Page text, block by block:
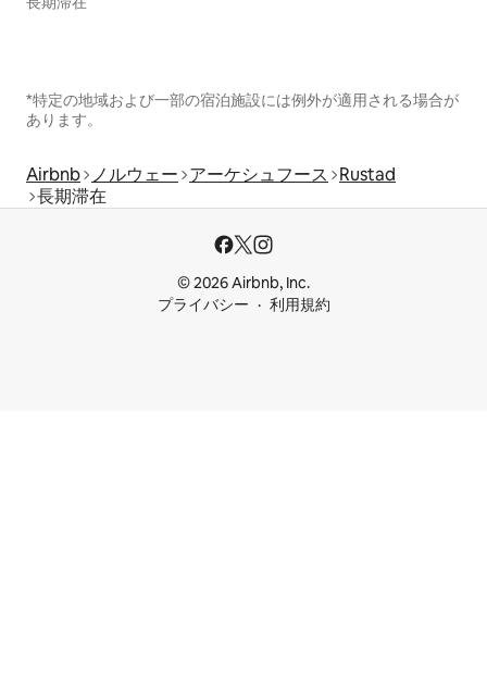
*特定の地域および一部の宿泊施設には例外が適用される場合が
あります。
Airbnb ノルウェー アーケシュフース
Rustad
長期滞在
© 2026 Airbnb, Inc.
プライバシー
利用規約